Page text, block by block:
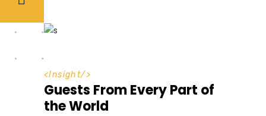
<Insight/>
Guests From Every Part of
the World